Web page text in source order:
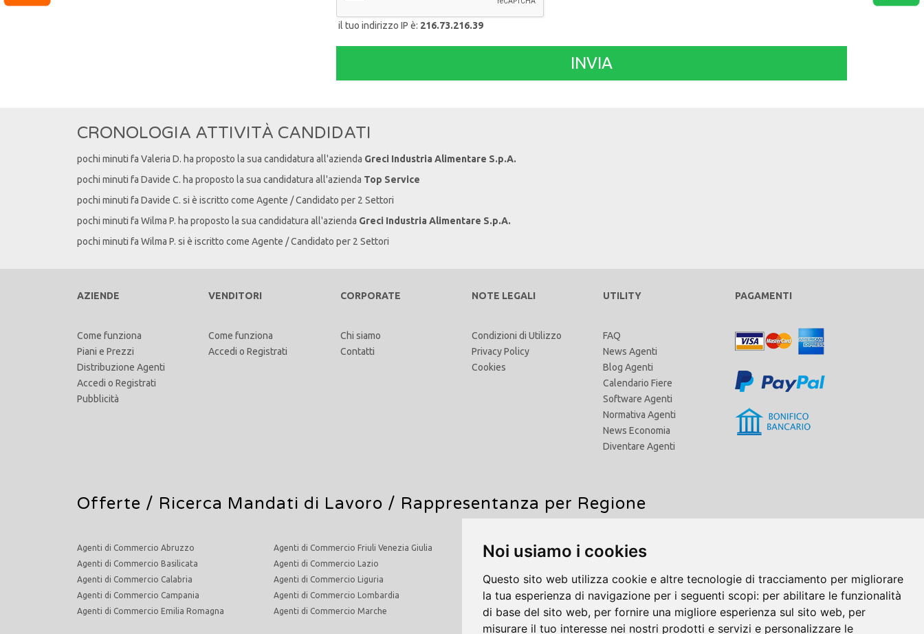
Noi usiamo i cookies
Questo sito web utilizza cookie e altre tecnologie di tracciamento per migliorare
la tua esperienza di navigazione per i seguenti scopi: per abilitare le funzionalità
di base del sito web, per fornire una migliore esperienza sul sito web, per
misurare il tuo interesse nei nostri prodotti e servizi e personalizzare le
il tuo indirizzo IP è: 216.73.216.39
CRONOLOGIA ATTIVITÀ CANDIDATI
pochi minuti fa Valeria D. ha proposto la sua candidatura all'azienda Greci Industria Alimentare S.p.A.
pochi minuti fa Davide C. ha proposto la sua candidatura all'azienda Top Service
pochi minuti fa Davide C. si è iscritto come Agente / Candidato per 2 Settori
pochi minuti fa Wilma P. ha proposto la sua candidatura all'azienda Greci Industria Alimentare S.p.A.
pochi minuti fa Wilma P. si è iscritto come Agente / Candidato per 2 Settori
AZIENDE
Come funziona
Piani e Prezzi
Distribuzione Agenti
Accedi o Registrati
Pubblicità
VENDITORI
Come funziona
Accedi oRegistrati
CORPORATE
Chi siamo
Contatti
NOTE LEGALI
Condizioni di Utilizzo
Privacy Policy
Cookies
UTILITY
FAQ
News Agenti
Blog Agenti
Calendario Fiere
Software Agenti
Normativa Agenti
News Economia
Diventare Agenti
PAGAMENTI
Offerte / Ricerca Mandati di Lavoro / Rappresentanza per Regione
Agenti di Commercio Abruzzo
Agenti di Commercio Basilicata
Agenti di Commercio Calabria
Agenti di Commercio Campania
Agenti di Commercio Emilia Romagna
Agenti di Commercio Friuli Venezia Giulia
Agenti di Commercio Lazio
Agenti di Commercio Liguria
Agenti di Commercio Lombardia
Agenti di Commercio Marche
Agenti di Commercio Molise
Agenti di Commercio Puglia
Agenti di Commercio Sardegna
Agenti di Commercio Sicilia
Agenti di Commercio Umbria
Agenti di Commercio Valle d'Aosta
Agenti di Commercio Veneto